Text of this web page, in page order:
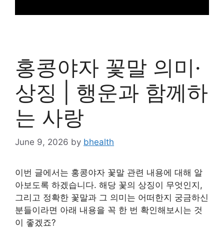
홍콩야자 꽃말 의미·
상징 | 행운과 함께하
는 사랑
June 9, 2026 by bhealth
이번 글에서는 홍콩야자 꽃말 관련 내용에 대해 알
아보도록 하겠습니다. 해당 꽃의 상징이 무엇인지,
그리고 정확한 꽃말과 그 의미는 어떠한지 궁금하신
분들이라면 아래 내용을 꼭 한 번 확인해보시는 것
이 좋겠죠?